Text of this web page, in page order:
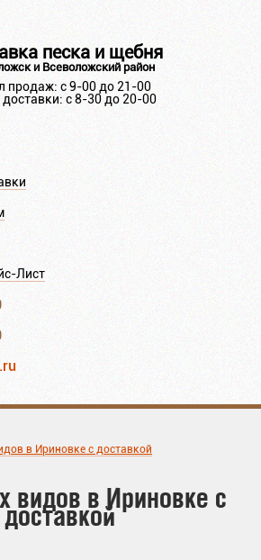
песка и щебня
и Всеволожский район
продаж: с 9-00 до 21-00
с 8-30 до 20-00
Лист
в Ириновке с доставкой
видов в Ириновке с
доставкой